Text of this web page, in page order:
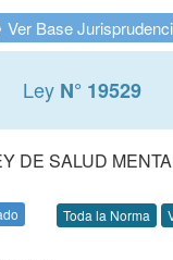
Ver Base
Ley N° 19529
DE SALUD
Toda la Norma